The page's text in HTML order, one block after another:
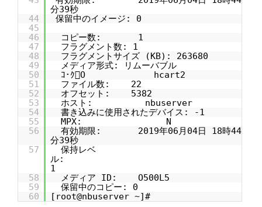
分39秒
44
保留中のイメージ: 0
45
46
コピー数: 1
47
フラグメント数: 1
48
フラグメントサイズ (KB): 263680
49
メディア形式: リムーバブル
50
ｺ･ｸO hcart2
51
ファイル数: 22
52
オフセット: 5382
53
ホスト: nbuserver
54
書き込みに使用されたデバイス: -1
55
MPX: N
56
有効期限: 2019年06月04日 18時44
分39秒
57
保持レベ
ル:
1
58
メディア ID: O500L5
59
保留中のコピー: 0
60
[root@nbuserver ~]#